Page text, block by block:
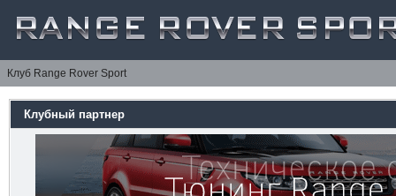
Клуб Range Rover Sport
Клубный партнер